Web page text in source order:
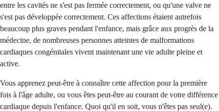
entre les cavités ne s'est pas fermée correctement, ou qu'une valve ne
s'est pas développée correctement. Ces affections étaient autrefois
beaucoup plus graves pendant l'enfance, mais grâce aux progrès de la
médecine, de nombreuses personnes atteintes de malformations
cardiaques congénitales vivent maintenant une vie adulte pleine et
active.
Vous apprenez peut-être à connaître cette affection pour la première
fois à l'âge adulte, ou vous êtes peut-être au courant de votre différence
cardiaque depuis l'enfance. Quoi qu'il en soit, vous n'êtes pas seul(e).